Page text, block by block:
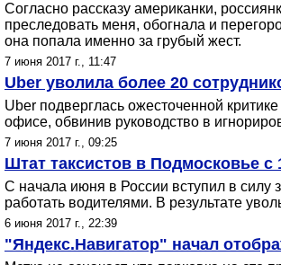
Согласно рассказу американки,
преследовать меня, обогнала и
она попала именно за грубый жест.
7 июня 2017 г., 11:47
Uber уволила более 20
Uber подверглась ожесточенной
офисе, обвинив руководство в
7 июня 2017 г., 09:25
Штат таксистов в Подмосковье с
С начала июня в России вступил в
работать водителями. В результате
6 июня 2017 г., 22:39
"Яндекс.Навигатор" начал